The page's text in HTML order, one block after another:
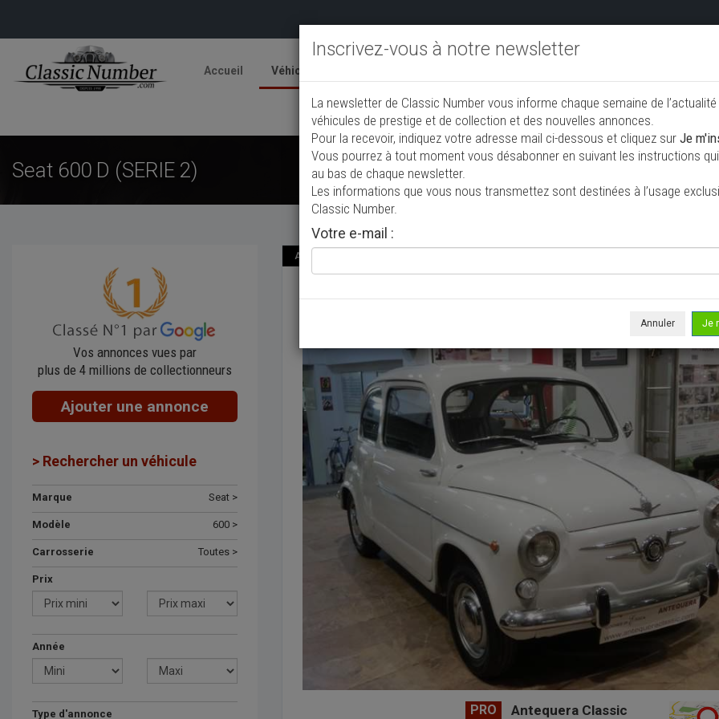
Accueil Véhicules
Ajouter une annonce
Seat 600 D (SERIE 2)
Vos annonces vues par
plus de 4 millions de collectionneurs
Ajouter une annonce
> Rechercher un véhicule
Marque Seat >
Modèle 600 >
Carrosserie Toutes >
Prix
Année
Type d'annonce
Annonce actualisée le 03/08/2026 ( il y a 3 jours )
Seat 600 D (SERIE 2)
PRO Antequera Classic
Inscrivez-vous à notre newsletter
La newsletter de Classic Number vous informe chaque semaine de
véhicules de prestige et de collection et des nouvelles annonces.
Pour la recevoir, indiquez votre adresse mail ci-dessous et cliquez sur Je
Vous pourrez à tout moment vous désabonner en suivant les instructions
au bas de chaque newsletter.
Les informations que vous nous transmettez sont destinées à l’usage
Classic Number.
Votre e-mail :
Annuler Je